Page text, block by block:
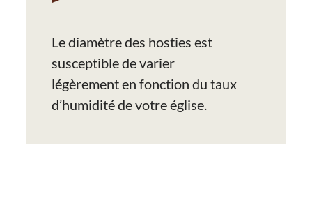
Le diamètre des hosties est
susceptible de varier
légèrement en fonction du taux
d’humidité de votre église.